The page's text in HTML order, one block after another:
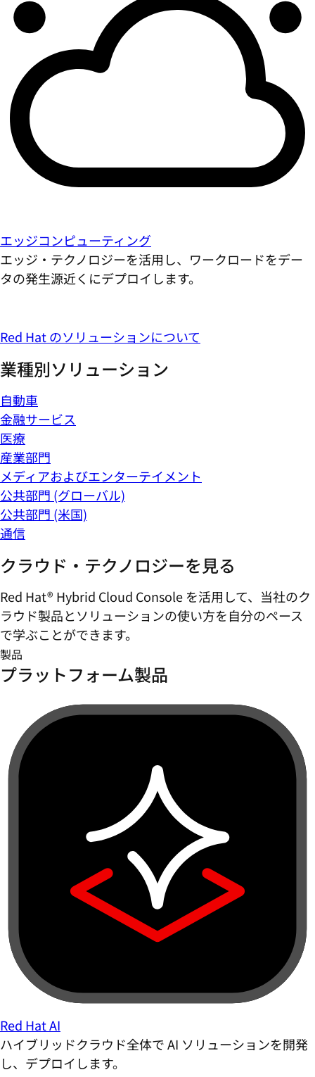
エッジコンピューティング
エッジ・テクノロジーを活用し、ワークロードをデー
タの発生源近くにデプロイします。
Red Hat のソリューションについて
業種別ソリューション
自動車
金融サービス
医療
産業部門
メディアおよびエンターテイメント
公共部門 (グローバル)
公共部門 (米国)
通信
クラウド・テクノロジーを見る
Red Hat® Hybrid Cloud Console を活用して、当社のク
ラウド製品とソリューションの使い方を自分のペース
で学ぶことができます。
製品
プラットフォーム製品
Red Hat AI
ハイブリッドクラウド全体で AI ソリューションを開発
し、デプロイします。